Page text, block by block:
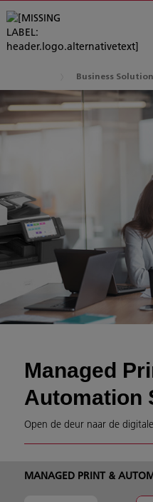
Business
Managed
Automation
Open de deur naar de
MANAGED PRINT &